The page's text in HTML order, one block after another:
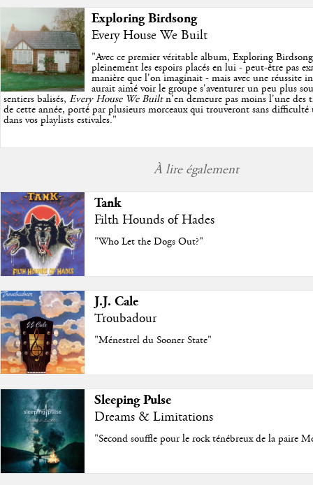
Exploring Birdsong
Every House We Built
"Avec ce premier véritable album, Exploring
pleinement les espoirs placés en lui - peut-être pas
manière que l'on imaginait - mais avec une réussite
aurait aimé voir le groupe s'aventurer un peu plus
sentiers balisés, Every House We Builtn'en demeure pas moins l'une des
de cette année, porté par plusieurs morceaux qui trouveront sans difficulté
dans vos playlists estivales."
À lire également
Tank
Filth Hounds of Hades
"Who Let the Dogs Out?"
J.J. Cale
Troubadour
"Ménestrel du Sooner State"
Sleeping Pulse
Dreams & Limitations
"Second souffle pour le rock ténébreux de la paire